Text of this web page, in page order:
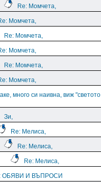
Re: Момчета,
Момчета,
Re: Момчета,
Момчета,
Re: Момчета,
Момчета,
много си наивна, виж "светото
Зи,
Re: Мелиса,
Re: Мелиса,
Re: Мелиса,
ОБЯВИ И ВЪПРОСИ